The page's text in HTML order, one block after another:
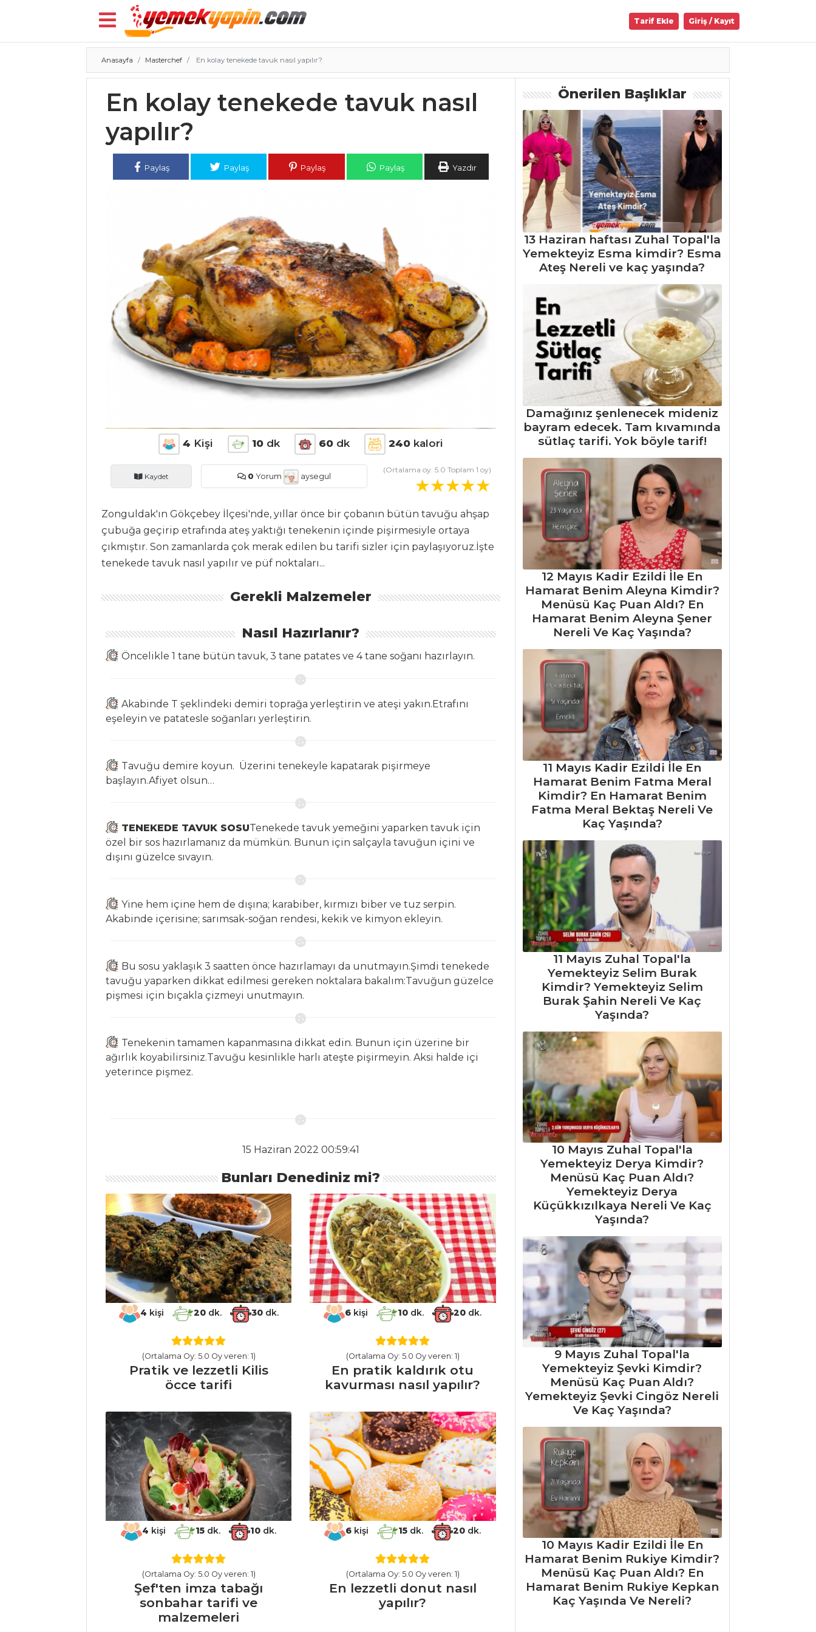
Kategoriler
HAMUR İŞLERI
MANGOLU TART
Hamur İşleri Tüm
Zeytinyağlı Kuru
Levrek Marine
Asma Yaprağında
Balık Yemekleri
Et Yemekleri Tüm
Tarif Ekle Giriş / Kayıt
Anasayfa Masterchef En kolay tenekede tavuk nasıl yapılır?
En kolay tenekede tavuk nasıl
yapılır?
Paylaş Paylaş Paylaş Paylaş Yazdır
4 Kişi 10dk 60dk 240kalori
Kaydet 0 Yorum aysegul
(Ortalama oy: 5.0 Toplam 1 oy)
Zonguldak'ın Gökçebey İlçesi'nde, yıllar önce bir çobanın bütün tavuğu ahşap
çubuğa geçirip etrafında ateş yaktığı tenekenin içinde pişirmesiyle ortaya
çıkmıştır. Son zamanlarda çok merak edilen bu tarifi sizler için paylaşıyoruz.İşte
tenekede tavuk nasıl yapılır ve püf noktaları...
Gerekli Malzemeler
Nasıl Hazırlanır?
Öncelikle 1 tane bütün tavuk, 3 tane patates ve 4 tane soğanı hazırlayın.
Akabinde T şeklindeki demiri toprağa yerleştirin ve ateşi yakın.Etrafını
eşeleyin ve patatesle soğanları yerleştirin.
Tavuğu demire koyun. Üzerini tenekeyle kapatarak pişirmeye
başlayın.Afiyet olsun…
TENEKEDE TAVUK SOSUTenekede tavuk yemeğini yaparken tavuk için
özel bir sos hazırlamanız da mümkün. Bunun için salçayla tavuğun içini ve
dışını güzelce sıvayın.
Yine hem içine hem de dışına; karabiber, kırmızı biber ve tuz serpin.
Akabinde içerisine; sarımsak-soğan rendesi, kekik ve kimyon ekleyin.
Bu sosu yaklaşık 3 saatten önce hazırlamayı da unutmayın.Şimdi tenekede
tavuğu yaparken dikkat edilmesi gereken noktalara bakalım:Tavuğun güzelce
pişmesi için bıçakla çizmeyi unutmayın.
Tenekenin tamamen kapanmasına dikkat edin. Bunun için üzerine bir
ağırlık koyabilirsiniz.Tavuğu kesinlikle harlı ateşte pişirmeyin. Aksi halde içi
yeterince pişmez.
15 Haziran 2022 00:59:41
Bunları Denediniz mi?
4 kişi 20dk. 30dk.
(Ortalama Oy: 5.0 Oy veren: 1)
Pratik ve lezzetli Kilis
öcce tarifi
6 kişi 10 dk. 20 dk.
(Ortalama Oy: 5.0 Oy veren: 1)
En pratik kaldırık otu
kavurması nasıl yapılır?
4 kişi 15 dk. 10 dk.
(Ortalama Oy: 5.0 Oy veren: 1)
Şef'ten imza tabağı
sonbahar tarifi ve
malzemeleri
6 kişi 15 dk. 20 dk.
(Ortalama Oy: 5.0 Oy veren: 1)
En lezzetli donut nasıl
yapılır?
Önerilen Başlıklar
13 Haziran haftası Zuhal Topal'la
Yemekteyiz Esma kimdir? Esma
Ateş Nereli ve kaç yaşında?
Damağınız şenlenecek mideniz
bayram edecek. Tam kıvamında
sütlaç tarifi. Yok böyle tarif!
12 Mayıs Kadir Ezildi İle En
Hamarat Benim Aleyna Kimdir?
Menüsü Kaç Puan Aldı? En
Hamarat Benim Aleyna Şener
Nereli Ve Kaç Yaşında?
11 Mayıs Kadir Ezildi İle En
Hamarat Benim Fatma Meral
Kimdir? En Hamarat Benim
Fatma Meral Bektaş Nereli Ve
Kaç Yaşında?
11 Mayıs Zuhal Topal'la
Yemekteyiz Selim Burak
Kimdir? Yemekteyiz Selim
Burak Şahin Nereli Ve Kaç
Yaşında?
10 Mayıs Zuhal Topal'la
Yemekteyiz Derya Kimdir?
Menüsü Kaç Puan Aldı?
Yemekteyiz Derya
Küçükkızılkaya Nereli Ve Kaç
Yaşında?
9 Mayıs Zuhal Topal'la
Yemekteyiz Şevki Kimdir?
Menüsü Kaç Puan Aldı?
Yemekteyiz Şevki Cingöz Nereli
Ve Kaç Yaşında?
10 Mayıs Kadir Ezildi İle En
Hamarat Benim Rukiye Kimdir?
Menüsü Kaç Puan Aldı? En
Hamarat Benim Rukiye Kepkan
Kaç Yaşında Ve Nereli?